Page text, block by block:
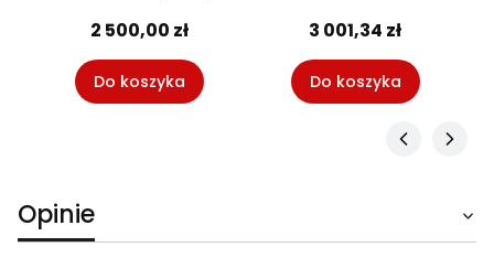
2 500,00 zł
Do koszyka
3 001,34 zł
Do koszyka
Opinie